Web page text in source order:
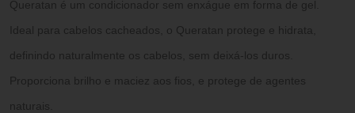
Queratan é um condicionador sem enxágue em forma de gel.
Ideal para cabelos cacheados, o Queratan protege e hidrata,
definindo naturalmente os cabelos, sem deixá-los duros.
Proporciona brilho e maciez aos fios, e protege de agentes
naturais.